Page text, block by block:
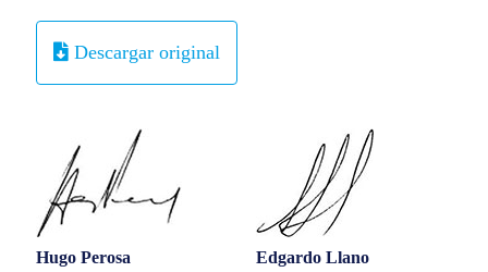
Descargar original
Hugo Perosa
Edgardo Llano